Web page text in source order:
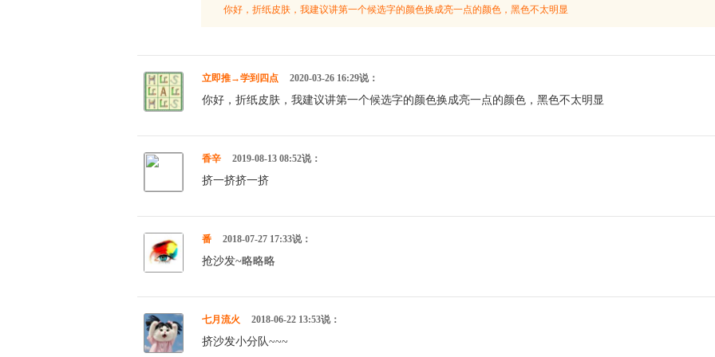
你好，折纸皮肤，我建议讲第一个候选字的颜色换成亮一点的颜色，黑色不太明显
立即推→学到四点 2020-03-26 16:29说：
你好，折纸皮肤，我建议讲第一个候选字的颜色换成亮一点的颜色，黑色不太明显
香辛 2019-08-13 08:52说：
挤一挤挤一挤
番 2018-07-27 17:33说：
抢沙发~略略略
七月流火 2018-06-22 13:53说：
挤沙发小分队~~~